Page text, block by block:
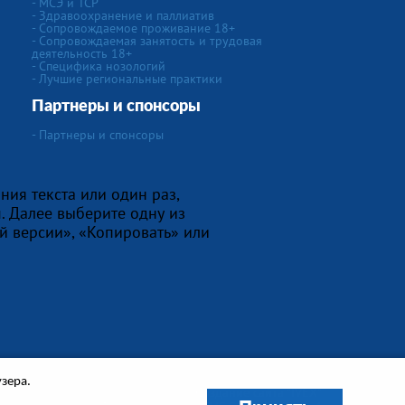
Создание сайта"IVEX"
- Здравоохранение и паллиатив
- Сопровождаемое проживание 18+
- Сопровождаемая занятость и трудовая
деятельность 18+
- Специфика нозологий
- Лучшие региональные практики
Партнеры и спонсоры
- Партнеры и спонсоры
текста или один раз,
Далее выберите одну из
«Копировать» или